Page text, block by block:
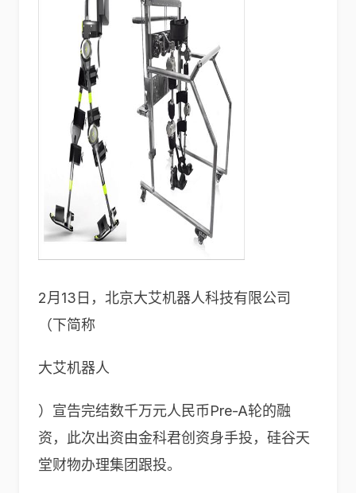
2月13日，北京大艾机器人科技有限公司
（下简称
大艾机器人
）宣告完结数千万元人民币Pre-A轮的融
资，此次出资由金科君创资身手投，硅谷天
堂财物办理集团跟投。